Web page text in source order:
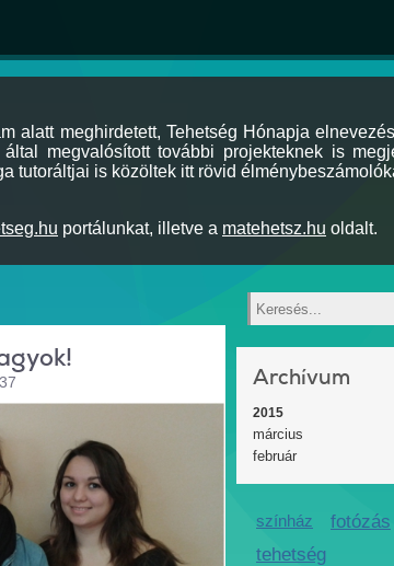
alatt meghirdetett, Tehetség Hónapja
megvalósított további projekteknek is
tutoráltjai is közöltek itt rövid
portálunkat, illetve a matehetsz.hu oldalt.
Keresés
Archívum
2015
március
február
színház fotózás
tehetség